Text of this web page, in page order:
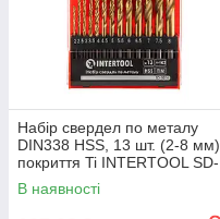
Набір свердел по металу
DIN338 HSS, 13 шт. (2-8 мм),
покриття Ti INTERTOOL SD-
0014
В наявності